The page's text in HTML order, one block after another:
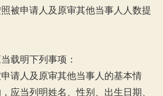
被申请人及原审其他当事人人数提
载明下列事项：
申请人及原审其他当事人的基本情
应当列明姓名、性别、出生日期、